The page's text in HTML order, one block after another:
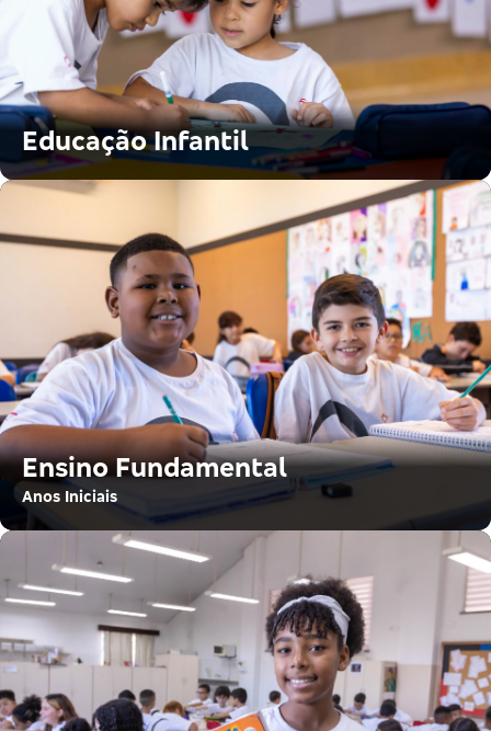
Educação Infantil
Ensino Fundamental
Anos Iniciais